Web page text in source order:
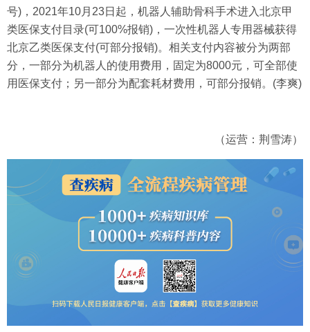
号)，2021年10月23日起，机器人辅助骨科手术进入北京甲
类医保支付目录(可100%报销)，一次性机器人专用器械获得
北京乙类医保支付(可部分报销)。相关支付内容被分为两部
分，一部分为机器人的使用费用，固定为8000元，可全部使
用医保支付；另一部分为配套耗材费用，可部分报销。(李爽)
（运营：荆雪涛）